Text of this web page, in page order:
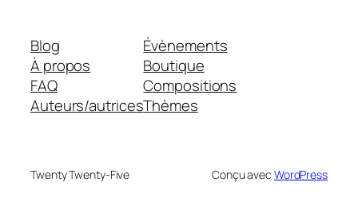
Blog
À propos
FAQ
Auteurs/autrices
Évènements
Boutique
Compositions
Thèmes
Twenty Twenty-Five Conçu avec WordPress